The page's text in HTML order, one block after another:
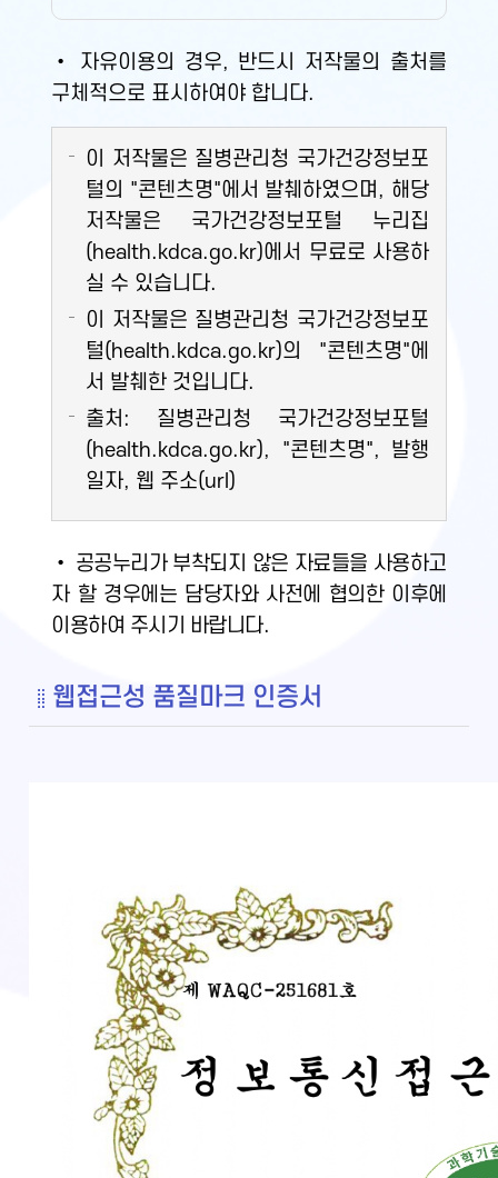
• 자유이용의 경우, 반드시 저작물의 출처를
구체적으로 표시하여야 합니다.
이 저작물은 질병관리청 국가건강정보포
털의 "콘텐츠명"에서 발췌하였으며, 해당
저작물은 국가건강정보포털 누리집
(health.kdca.go.kr)에서 무료로 사용하
실 수 있습니다.
이 저작물은 질병관리청 국가건강정보포
털(health.kdca.go.kr)의 "콘텐츠명"에
서 발췌한 것입니다.
출처: 질병관리청 국가건강정보포털
(health.kdca.go.kr), "콘텐츠명", 발행
일자, 웹 주소(url)
• 공공누리가 부착되지 않은 자료들을 사용하고
자 할 경우에는 담당자와 사전에 협의한 이후에
이용하여 주시기 바랍니다.
웹접근성 품질마크 인증서